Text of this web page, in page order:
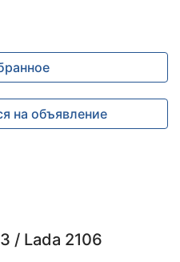
на объявление
/ Lada 2106